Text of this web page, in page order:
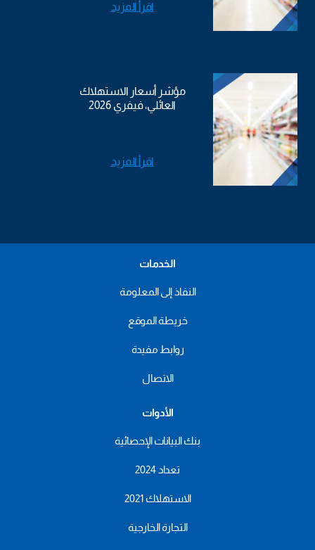
اقرأ المزيد
مؤشر أسعار الاستهلاك
العائلي، فيفري 2026
اقرأ المزيد
الخدمات
النفاذ إلى المعلومة
خريطة الموقع
روابط مفيدة
الاتصال
الأدوات
بنك البيانات الإحصائية
تعداد 2024
الاستهلاك 2021
التجارة الخارجية